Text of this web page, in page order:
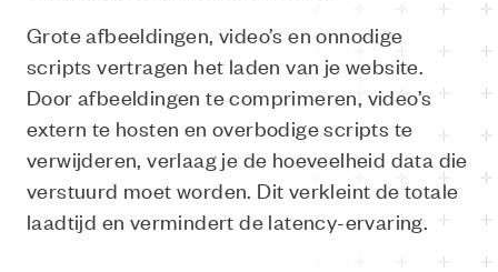
Grote afbeeldingen, video’s en onnodige
scripts vertragen het laden van je website.
Door afbeeldingen te comprimeren, video’s
extern te hosten en overbodige scripts te
verwijderen, verlaag je de hoeveelheid data die
verstuurd moet worden. Dit verkleint de totale
laadtijd en vermindert de latency-ervaring.